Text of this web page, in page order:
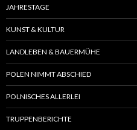
JAHRESTAGE
KUNST & KULTUR
LANDLEBEN & BAUERMÜHE
POLEN NIMMT ABSCHIED
POLNISCHES ALLERLEI
TRUPPENBERICHTE